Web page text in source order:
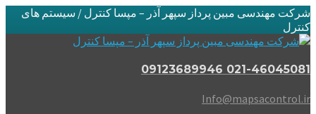
شرکت مهندسی مبین پرداز سپهر آذر – مپسا کنترل / سیستم های
کنترل
021-46045081 09123689946
Info@mapsacontrol.ir